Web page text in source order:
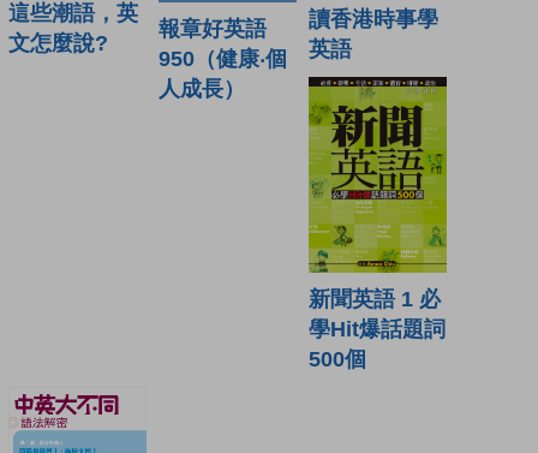
這些潮語，英
文怎麼說?
報章好英語
950（健康‧個
人成長）
讀香港時事學
英語
新聞英語 1 必
學Hit爆話題詞
500個